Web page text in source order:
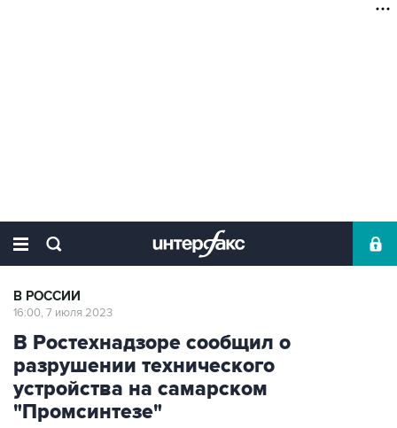
В РОССИИ
16:00, 7 июля 2023
В Ростехнадзоре сообщил о
разрушении технического
устройства на самарском
"Промсинтезе"